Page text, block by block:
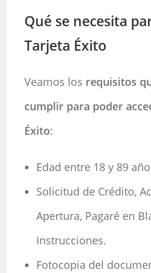
Qué se necesita
Tarjeta Éxito
Veamos los requisitos
cumplir para poder
Éxito:
Edad entre 18 y 89
Solicitud de Crédito,
Apertura, Pagaré en
Instrucciones.
Fotocopia del